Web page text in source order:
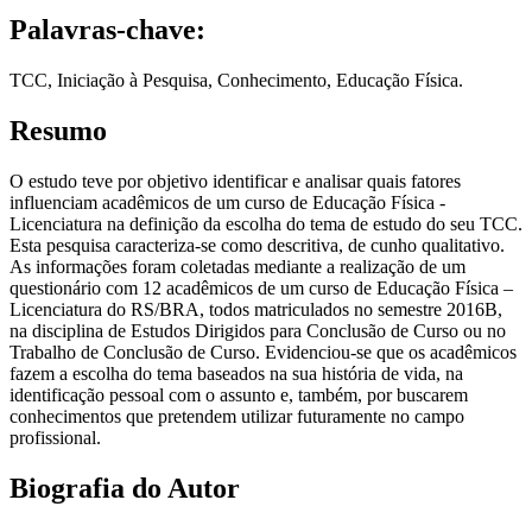
Palavras-chave:
TCC, Iniciação à Pesquisa, Conhecimento, Educação Física.
Resumo
O estudo teve por objetivo identificar e analisar quais fatores
influenciam acadêmicos de um curso de Educação Física -
Licenciatura na definição da escolha do tema de estudo do seu TCC.
Esta pesquisa caracteriza-se como descritiva, de cunho qualitativo.
As informações foram coletadas mediante a realização de um
questionário com 12 acadêmicos de um curso de Educação Física –
Licenciatura do RS/BRA, todos matriculados no semestre 2016B,
na disciplina de Estudos Dirigidos para Conclusão de Curso ou no
Trabalho de Conclusão de Curso. Evidenciou-se que os acadêmicos
fazem a escolha do tema baseados na sua história de vida, na
identificação pessoal com o assunto e, também, por buscarem
conhecimentos que pretendem utilizar futuramente no campo
profissional.
Biografia do Autor